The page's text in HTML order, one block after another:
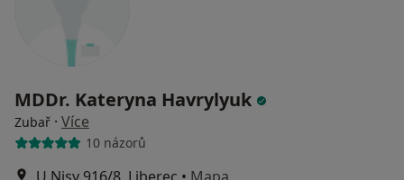
MDDr. Kateryna Havrylyuk
Zubař · Více
10 názorů